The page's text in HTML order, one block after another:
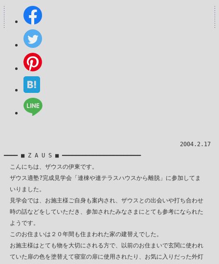
2004.2.17
━━━━ ■ Z A U S ■ ━━━━━━━━━━━━━━━━━━━━━━━
こんにちは、ザウスの伊東です。
ザウス適塾?完成見学会「連棟や連テラスハウスから離脱」に参加してま
いりました。
見学会では、お施主様ご自身も案内され、ザウスとの出会いや打ち合わせ
時の話などをしていただき、参加されたみなさまにとても参考になられた
ようです。
このお住まいは２０年間も住まわれた家の建替えでした。
お施主様はとても物を大切にされる方で、以前のお住まいで玄関に使われ
ていた扉の色を塗替えて寝室の扉に使用されたり、お気に入りだった外灯